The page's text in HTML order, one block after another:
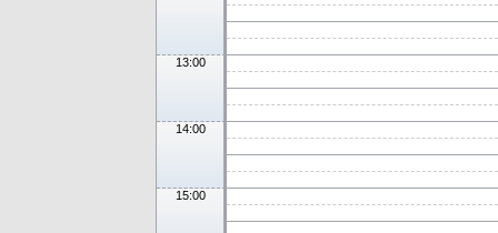
13:00
14:00
15:00